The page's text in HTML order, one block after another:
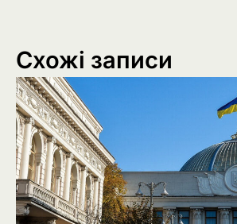
Схожі записи